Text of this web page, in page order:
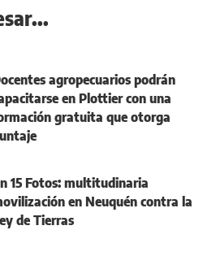
agropecuarios podrán
en Plottier con una
gratuita que otorga
15 Fotos: multitudinaria
en Neuquén contra la
de Tierras